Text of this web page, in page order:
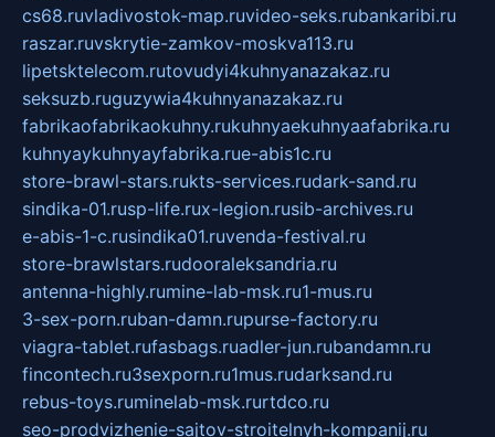
cs68.ruvladivostok-map.ruvideo-seks.rubankaribi.ru
raszar.ruvskrytie-zamkov-moskva113.ru
lipetsktelecom.rutovudyi4kuhnyanazakaz.ru
seksuzb.ruguzywia4kuhnyanazakaz.ru
fabrikaofabrikaokuhny.rukuhnyaekuhnyaafabrika.ru
kuhnyaykuhnyayfabrika.rue-abis1c.ru
store-brawl-stars.rukts-services.rudark-sand.ru
sindika-01.rusp-life.rux-legion.rusib-archives.ru
e-abis-1-c.rusindika01.ruvenda-festival.ru
store-brawlstars.rudooraleksandria.ru
antenna-highly.rumine-lab-msk.ru1-mus.ru
3-sex-porn.ruban-damn.rupurse-factory.ru
viagra-tablet.rufasbags.ruadler-jun.rubandamn.ru
fincontech.ru3sexporn.ru1mus.rudarksand.ru
rebus-toys.ruminelab-msk.rurtdco.ru
seo-prodvizhenie-sajtov-stroitelnyh-kompanij.ru